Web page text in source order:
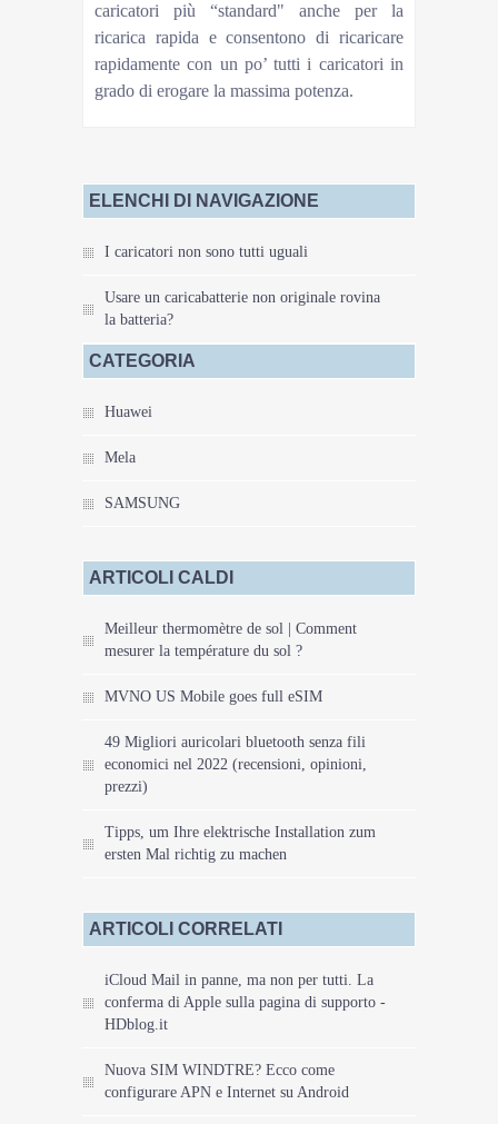
caricatori più “standard" anche per la
ricarica rapida e consentono di ricaricare
rapidamente con un po’ tutti i caricatori in
grado di erogare la massima potenza.
ELENCHI DI NAVIGAZIONE
I caricatori non sono tutti uguali
Usare un caricabatterie non originale rovina
la batteria?
CATEGORIA
Huawei
Mela
SAMSUNG
ARTICOLI CALDI
Meilleur thermomètre de sol | Comment
mesurer la température du sol ?
MVNO US Mobile goes full eSIM
49 Migliori auricolari bluetooth senza fili
economici nel 2022 (recensioni, opinioni,
prezzi)
Tipps, um Ihre elektrische Installation zum
ersten Mal richtig zu machen
ARTICOLI CORRELATI
iCloud Mail in panne, ma non per tutti. La
conferma di Apple sulla pagina di supporto -
HDblog.it
Nuova SIM WINDTRE? Ecco come
configurare APN e Internet su Android